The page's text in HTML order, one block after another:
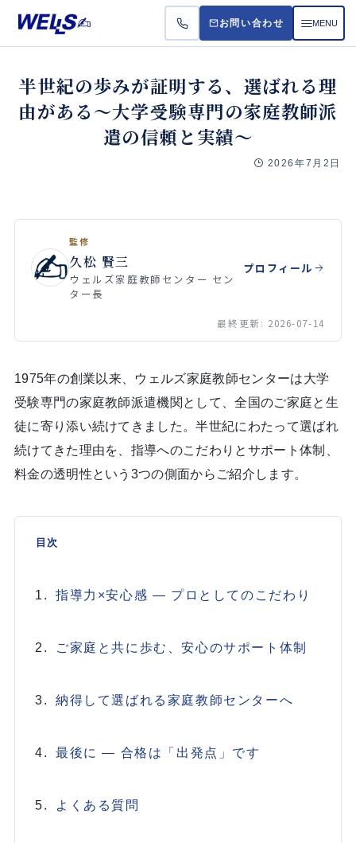
お
受
料金
お問い合わせ MENU
半世紀の歩みが証明する、選ばれる理
由がある〜大学受験専門の家庭教師派
遣の信頼と実績〜
2026年7月2日
監修
久松 賢三
ウェルズ家庭教師センター セン
ター長
プロフィール
最終更新: 2026-07-14
1975年の創業以来、ウェルズ家庭教師センターは大学
受験専門の家庭教師派遣機関として、全国のご家庭と生
徒に寄り添い続けてきました。半世紀にわたって選ばれ
続けてきた理由を、指導へのこだわりとサポート体制、
料金の透明性という3つの側面からご紹介します。
目次
指導力×安心感 ― プロとしてのこだわり
ご家庭と共に歩む、安心のサポート体制
納得して選ばれる家庭教師センターへ
最後に ― 合格は「出発点」です
よくある質問